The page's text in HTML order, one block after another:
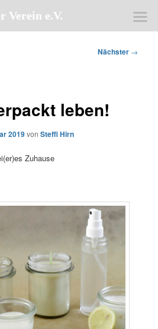
Nächster →
leben!
2019vonSteffi Hirn
Zuhause
Verein e.V.